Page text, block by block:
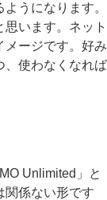
うになります。
います。ネット
メージです。好み
、使わなくなれば
Unlimited」と
関係ない形です